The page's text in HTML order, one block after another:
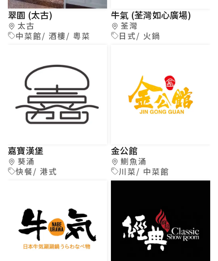
翠園 (太古)
太古
中菜館/ 酒樓/ 粵菜
牛氣 (荃灣如心廣場)
荃灣
日式/ 火鍋
嘉寶漢堡
葵涌
快餐/ 港式
金公館
鰂魚涌
川菜/ 中菜館